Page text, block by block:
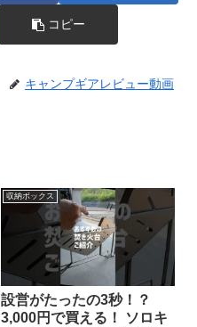
コピー
キャンプギアレビュー動画
収納ボックス
設営がたったの3秒！？
3,000円で買える！ ソロキ